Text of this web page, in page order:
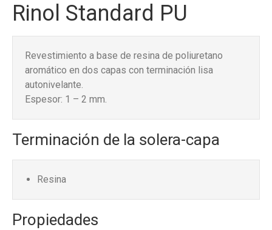
Rinol Standard PU
Revestimiento a base de resina de poliuretano
aromático en dos capas con terminación lisa
autonivelante.
Espesor: 1 – 2 mm.
Terminación de la solera-capa
Resina
Propiedades